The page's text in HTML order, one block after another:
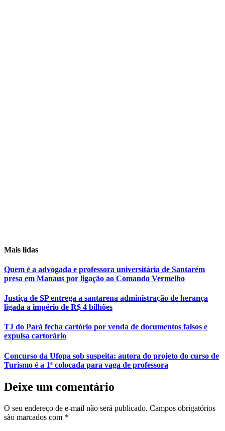
Mais lidas
Quem é a advogada e professora universitária de Santarém
presa em Manaus por ligação ao Comando Vermelho
Justiça de SP entrega a santarena administração de herança
ligada a império de R$ 4 bilhões
TJ do Pará fecha cartório por venda de documentos falsos e
expulsa cartorário
Concurso da Ufopa sob suspeita: autora do projeto do curso de
Turismo é a 1ª colocada para vaga de professora
Deixe um comentário
O seu endereço de e-mail não será publicado. Campos obrigatórios
são marcados com *